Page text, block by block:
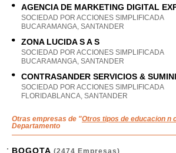
AGENCIA DE MARKETING DIGITAL
SOCIEDAD POR ACCIONES SIMPLIFICADA
BUCARAMANGA, SANTANDER
ZONA LUCIDA S A S
SOCIEDAD POR ACCIONES SIMPLIFICADA
BUCARAMANGA, SANTANDER
CONTRASANDER SERVICIOS &
SOCIEDAD POR ACCIONES SIMPLIFICADA
FLORIDABLANCA, SANTANDER
Otras empresas de "Otros tipos de educacion n
Departamento
BOGOTA (2474 Empresas)